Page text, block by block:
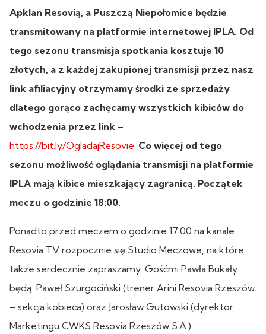
Apklan Resovią, a Puszczą Niepołomice będzie
transmitowany na platformie internetowej IPLA. Od
tego sezonu transmisja spotkania kosztuje 10
złotych, a z każdej zakupionej transmisji przez nasz
link afiliacyjny otrzymamy środki ze sprzedaży
dlatego gorąco zachęcamy wszystkich kibiców do
wchodzenia przez link –
https://bit.ly/OgladajResovie. Co więcej od tego
sezonu możliwość oglądania transmisji na platformie
IPLA mają kibice mieszkający zagranicą. Początek
meczu o godzinie 18:00.
Ponadto przed meczem o godzinie 17:00 na kanale
Resovia TV rozpocznie się Studio Meczowe, na które
także serdecznie zapraszamy. Gośćmi Pawła Bukały
będą: Paweł Szurgociński (trener Arini Resovia Rzeszów
– sekcja kobieca) oraz Jarosław Gutowski (dyrektor
Marketingu CWKS Resovia Rzeszów S.A.)